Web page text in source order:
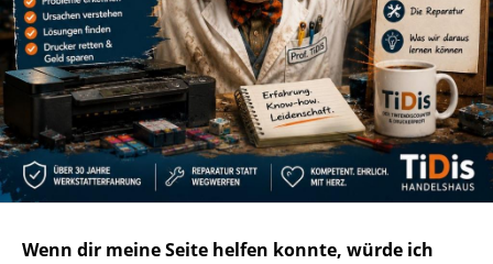
Wenn dir meine Seite helfen konnte, würde ich